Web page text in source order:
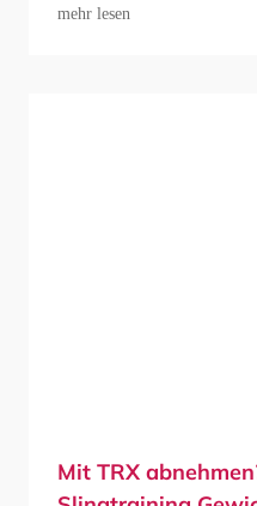
mehr lesen
Mit TRX